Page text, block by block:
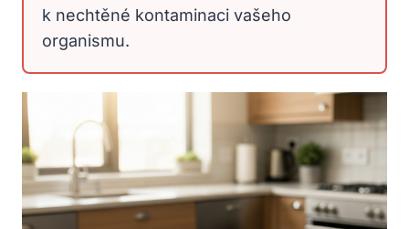
k nechtěné kontaminaci vašeho
organismu.